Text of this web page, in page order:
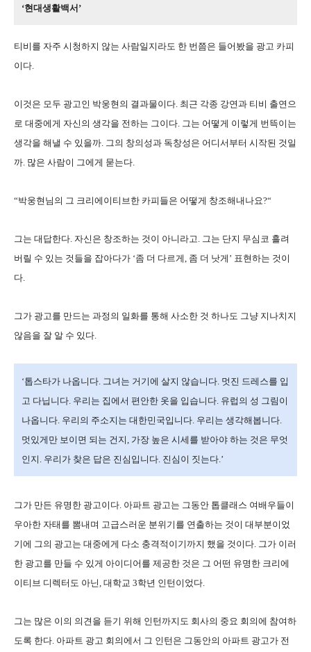
‘현대생활백서 ’
티비를 자주 시청하지 않는 사람일지라도 한 번쯤은 들어봤을 광고 카피
이다.
이것은 모두 광고인 박웅현의 결과물이다. 최근 각종 강연과 티비 출연으
로 대중에게 자신의 생각을 전하는 그이다. 그는 어떻게 이렇게 번뜩이는
생각을 해낼 수 있을까. 그의 창의성과 독창성은 어디서부터 시작된 것일
까. 많은 사람이 그에게 묻는다.
“박웅현님의 그 크리에이티브한 카피들은 어떻게 창조해내나요?“
그는 대답한다. 자신은 창조하는 것이 아니라고. 그는 단지 무심코 흘려
버릴 수 있는 것들을 잡아다가 ‘좀 더 다르게, 좀 더 낫게 ’ 표현하는 것이
다.
그가 광고를 만드는 과정의 일화를 통해 사소한 것 하나도 그냥 지나치지
않음을 잘 알 수 있다.
‘톱스타가 나옵니다. 그녀는 거기에 살지 않습니다. 멋진 드레스를 입
고 다닙니다. 우리는 집에서 편안한 옷을 입습니다. 유럽의 성 그림이
나옵니다. 우리의 주소지는 대한민국입니다. 우리는 생각해봅니다.
멋있게만 보이면 되는 건지, 가장 높은 시세를 받아야 하는 것은 무엇
인지 . 우리가 찾은 답은 진심입니다. 진심이 짓는다.’
그가 만든 유명한 광고이다. 아파트 광고는 그동안 톱클래스 여배우들이
우아한 자태를 뽐내며 고급스러운 분위기를 연출하는 것이 대부분이었
기에 그의 광고는 대중에게 다소 충격적이기까지 했을 것이다. 그가 이러
한 광고를 만들 수 있게 아이디어를 제공한 것은 그 어떤 유명한 크리에
이티브 디렉터도 아닌, 대학교 3학년 인턴이었다.
그는 많은 이의 의견을 듣기 위해 인턴까지도 회사의 중요 회의에 참여하
도록 한다. 아파트 광고 회의에서 그 인턴은 그동안의 아파트 광고가 전